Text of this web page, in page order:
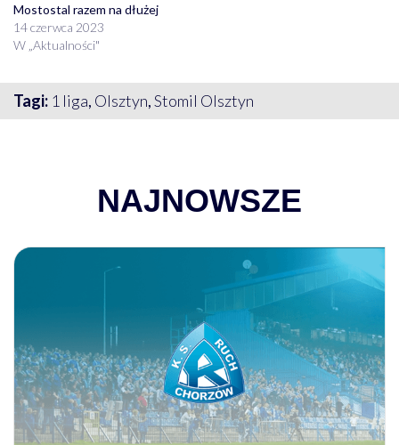
Mostostal razem na dłużej
14 czerwca 2023
W „Aktualności"
Tagi: 1 liga, Olsztyn,Stomil Olsztyn
NAJNOWSZE